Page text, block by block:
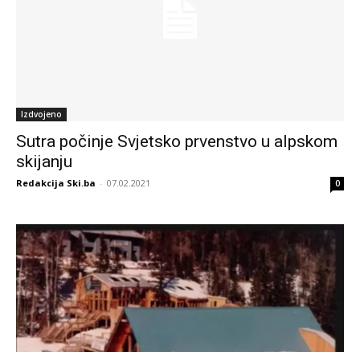
Izdvojeno
Sutra počinje Svjetsko prvenstvo u alpskom
skijanju
Redakcija Ski.ba - 07.02.2021 0